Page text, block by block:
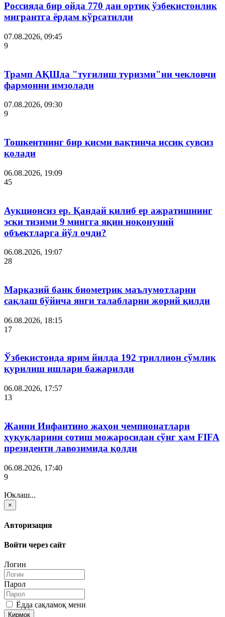
Россияда бир ойда 770 дан ортиқ ўзбекистонлик
мигрантга ёрдам кўрсатилди
07.08.2026, 09:45
9
Трамп АҚШда "туғилиш туризми"ни чекловчи
фармонни имзолади
07.08.2026, 09:30
9
Тошкентнинг бир қисми вақтинча иссиқ сувсиз
қолади
06.08.2026, 19:09
45
Аукционсиз ер. Қандай қилиб ер ажратишнинг
эски тизими 9 мингга яқин ноқонуний
объектларга йўл очди?
06.08.2026, 19:07
28
Марказий банк биометрик маълумотларни
сақлаш бўйича янги талабларни жорий қилди
06.08.2026, 18:15
17
Ўзбекистонда ярим йилда 192 триллион сўмлик
қурилиш ишлари бажарилди
06.08.2026, 17:57
13
Жанни Инфантино жаҳон чемпионатлари
ҳуқуқларини сотиш можаросидан сўнг ҳам FIFA
президенти лавозимида қолди
06.08.2026, 17:40
9
Юклаш...
×
Авторизация
Войти через сайт
Логин
Парол
Ёдда сақламоқ мени